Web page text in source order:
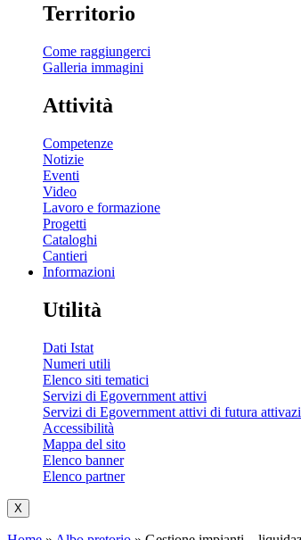
Territorio
Come raggiungerci
Galleria immagini
Attività
Competenze
Notizie
Eventi
Video
Lavoro e formazione
Progetti
Cataloghi
Cantieri
Informazioni
Utilità
Dati Istat
Numeri utili
Elenco siti tematici
Servizi di Egovernment attivi
Servizi di Egovernment attivi di futura
Accessibilità
Mappa del sito
Elenco banner
Elenco partner
X